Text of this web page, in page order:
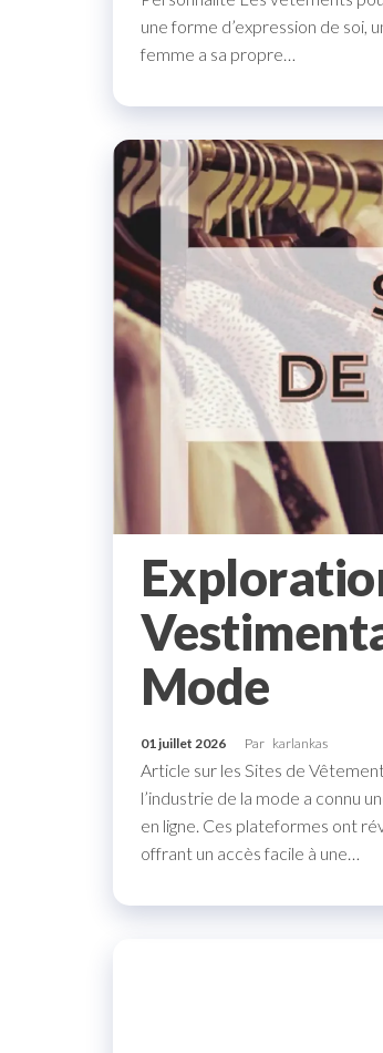
une forme d’expression de soi,
femme a sa propre…
Mode
01 juillet 2026 Par karlankas
Article sur les Sites de
l’industrie de la mode a connu
en ligne. Ces plateformes ont
offrant un accès facile à une…